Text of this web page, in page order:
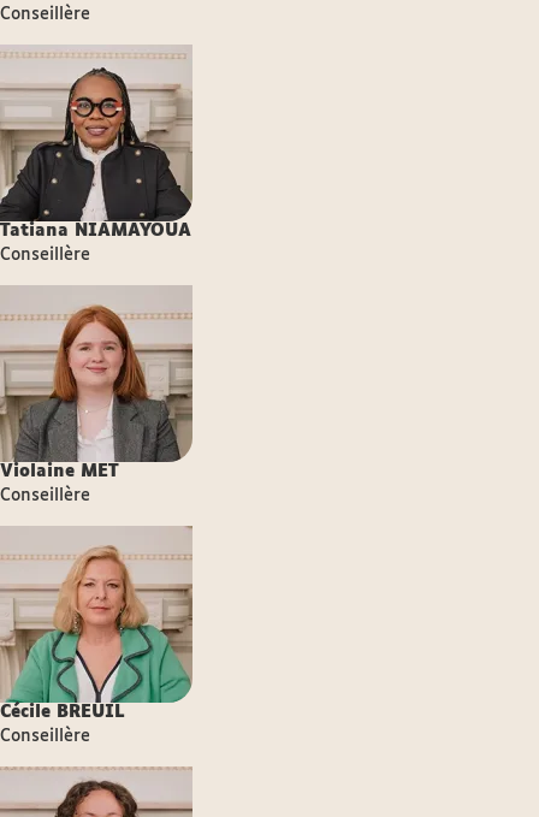
Conseillère
Tatiana
NIAMAYOUA
Conseillère
Violaine MET
Conseillère
Cécile
BREUIL
Conseillère